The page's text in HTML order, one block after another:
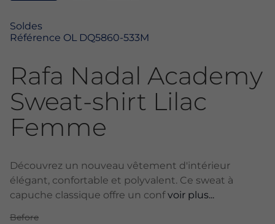
Soldes
Référence OL DQ5860-533M
Rafa Nadal Academy
Sweat-shirt Lilac
Femme
Découvrez un nouveau vêtement d'intérieur
élégant, confortable et polyvalent. Ce sweat à
capuche classique offre un conf voir plus...
Before